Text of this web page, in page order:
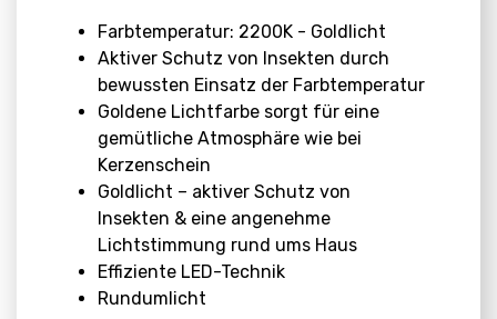
Farbtemperatur: 2200K - Goldlicht
Aktiver Schutz von Insekten durch
bewussten Einsatz der Farbtemperatur
Goldene Lichtfarbe sorgt für eine
gemütliche Atmosphäre wie bei
Kerzenschein
Goldlicht – aktiver Schutz von
Insekten & eine angenehme
Lichtstimmung rund ums Haus
Effiziente LED-Technik
Rundumlicht